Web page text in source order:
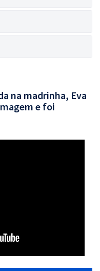
na madrinha, Eva
e foi